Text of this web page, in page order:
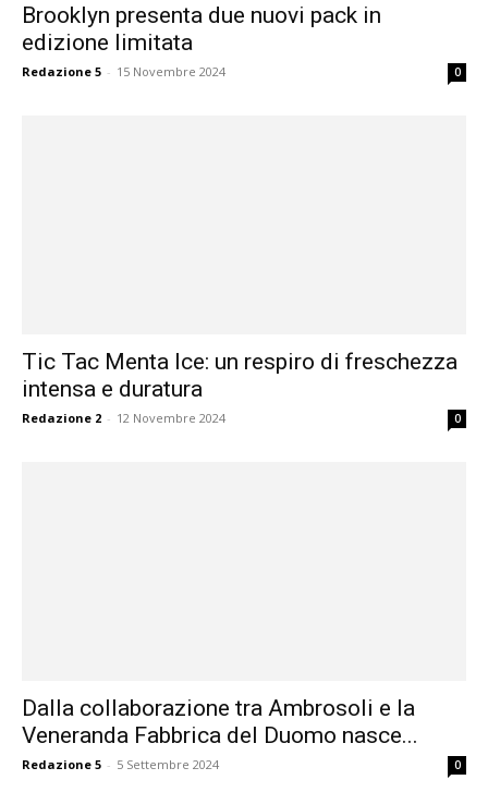
Brooklyn presenta due nuovi pack in
edizione limitata
Redazione 5 - 15 Novembre 2024 0
Tic Tac Menta Ice: un respiro di freschezza
intensa e duratura
Redazione 2 - 12 Novembre 2024 0
Dalla collaborazione tra Ambrosoli e la
Veneranda Fabbrica del Duomo nasce...
Redazione 5 - 5 Settembre 2024 0